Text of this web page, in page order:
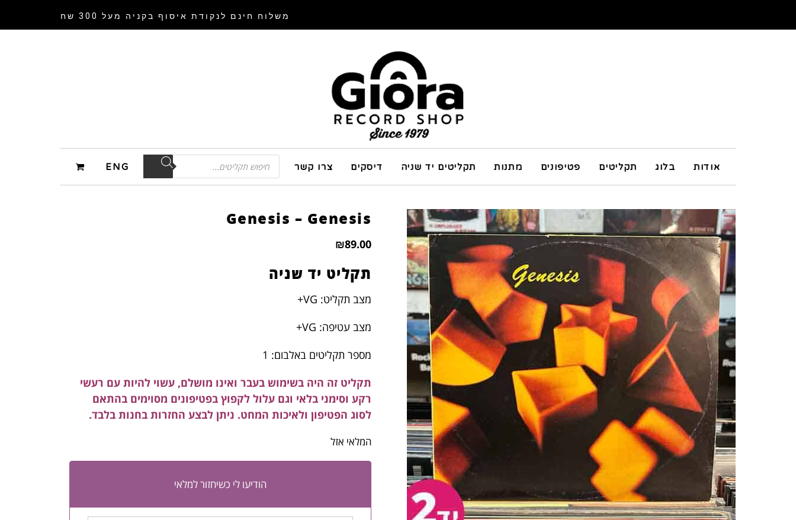
משלוח חינם לנקודת איסוף בקניה מעל 300 שח
אודות בלוג תקליטים פטיפונים מתנות תקליטים יד שניה דיסקים צרו קשר ENG
Genesis – Genesis
₪89.00
תקליט יד שניה
מצב תקליט: VG+
מצב עטיפה: VG+
מספר תקליטים באלבום: 1
תקליט זה היה בשימוש בעבר ואינו מושלם, עשוי להיות עם רעשי
רקע וסימני בלאי וגם עלול לקפוץ בפטיפונים מסוימים בהתאם
לסוג הפטיפון ולאיכות המחט. ניתן לבצע החזרות בחנות בלבד.
המלאי אזל
הודיעו לי כשיחזור למלאי